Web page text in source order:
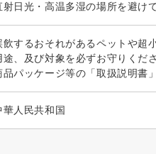
射日光・高温多湿の場所を避け
飲するおそれがあるペットや超
途、及び対象を必ずお守りくださ
品パッケージ等の「取扱説明書
華人民共和国